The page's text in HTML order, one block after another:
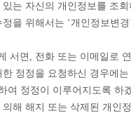
는 자신의 개인정보를 조
을 위해서는 ‘개인정보변
서면, 전화 또는 이메일로
정정을 요청하신 경우에
여 정정이 이루어지도록 하
해 해지 또는 삭제된 개인